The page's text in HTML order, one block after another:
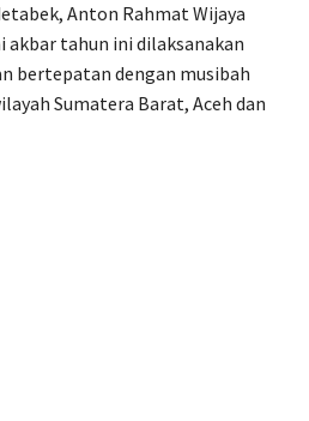
Anton Rahmat Wijaya
tahun ini dilaksanakan
bertepatan dengan musibah
Sumatera Barat, Aceh dan